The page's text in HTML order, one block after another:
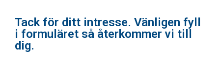
Tack för ditt intresse. Vänligen fyll
i formuläret så återkommer vi till
dig.